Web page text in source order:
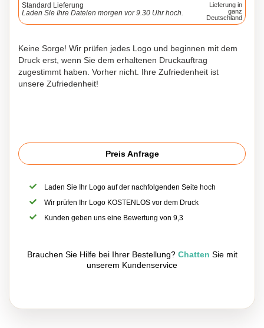
Standard Lieferung
Laden Sie Ihre Dateien morgen vor 9.30 Uhr hoch.
Lieferung in
ganz
Deutschland
Keine Sorge! Wir prüfen jedes Logo und beginnen mit dem
Druck erst, wenn Sie dem erhaltenen Druckauftrag
zugestimmt haben. Vorher nicht. Ihre Zufriedenheit ist
unsere Zufriedenheit!
Preis Anfrage
Laden Sie Ihr Logo auf der nachfolgenden Seite hoch
Wir prüfen Ihr Logo KOSTENLOS vor dem Druck
Kunden geben uns eine Bewertung von 9,3
Brauchen Sie Hilfe bei Ihrer Bestellung? Chatten Sie mit
unserem Kundenservice